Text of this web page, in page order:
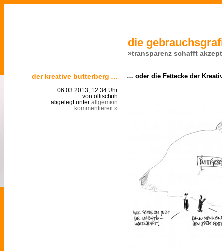
die
»transparenz schafft
der kreative butterberg …
06.03.2013, 12:34 Uhr
von ollischuh
abgelegt unter allgemein
kommentieren »
… oder die Fettecke der